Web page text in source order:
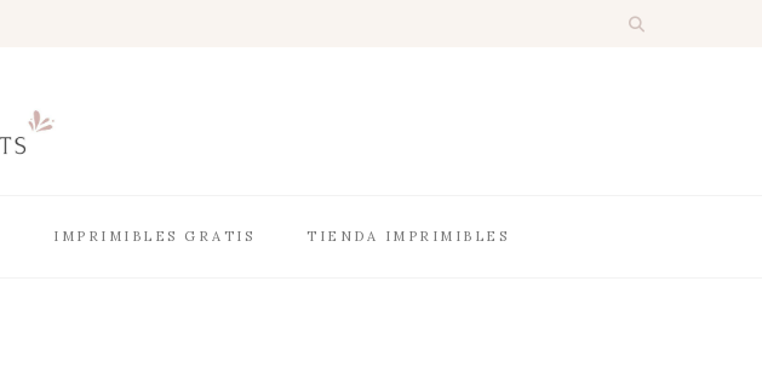
IMPRIMIBLES GRATIS TIENDA IMPRIMIBLES